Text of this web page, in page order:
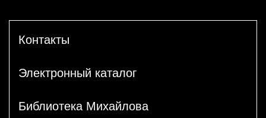
Контакты
Электронный каталог
Библиотека Михайлова